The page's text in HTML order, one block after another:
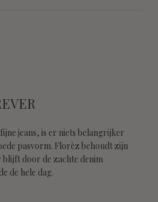
jeans, is er niets belangrijker
pasvorm. Florèz behoudt zijn
door de zachte denim
de hele dag.